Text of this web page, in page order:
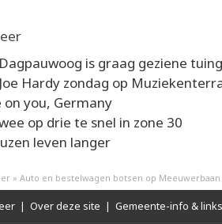
is graag geziene
Hardy zondag op
on you, Germany
op drie te snel in zone 30
leven langer
» Auto en bestelwagen botsen op Meeuwerbaan
| Over deze site | Gemeente-info & links